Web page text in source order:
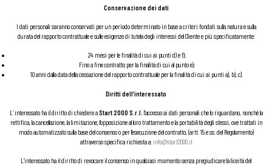
Conservazione dei dati
I dati personali saranno conservati per un periodo determinato in base a criteri fondati sulla natura e sulla
durata del rapporto contrattuale e sulle esigenze di tutela degli interessi del Cliente e più specificatamente:
24 mesi per le finalità di cui ai punti d) e f);
Fino a fine contratto per la finalità di cui al punto e);
10 anni dalla data della cessazione del rapporto contrattuale per la finalità di cui ai punti a), b), c).
Diritti dell’interessato
L’ interessato ha il diritto di chiedere aStart 2000 S.r.l. l'accesso ai dati personali che lo riguardano, nonché la
rettifica, la cancellazione, la limitazione, l’opposizione al loro trattamento e la portabilità degli stessi, ove trattati in
modo automatizzato sulla base del consenso o per l’esecuzione del contratto, (artt. 15 e ss. del Regolamento)
attraverso specifica richiesta a:info@start2000.it
L’interessato ha il diritto di revocare il consenso in qualsiasi momento senza pregiudicare la liceità del